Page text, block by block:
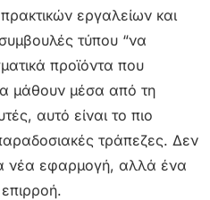
εργαλείων και
τύπου “να
προϊόντα που
μάθουν μέσα από τη
αυτό είναι το πιο
τράπεζες. Δεν
νέα εφαρμογή, αλλά ένα